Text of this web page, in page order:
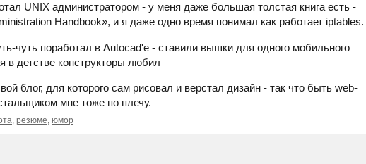
UNIX администратором - у меня даже большая толстая книга есть -
Handbook», и я даже одно время понимал как работает iptables.
чуть поработал в Autocad'е - ставили вышки для одного мобильного
в детстве конструкторы любил
блог, для которого сам рисовал и верстал дизайн - так что быть web-
мне тоже по плечу.
, резюме, юмор